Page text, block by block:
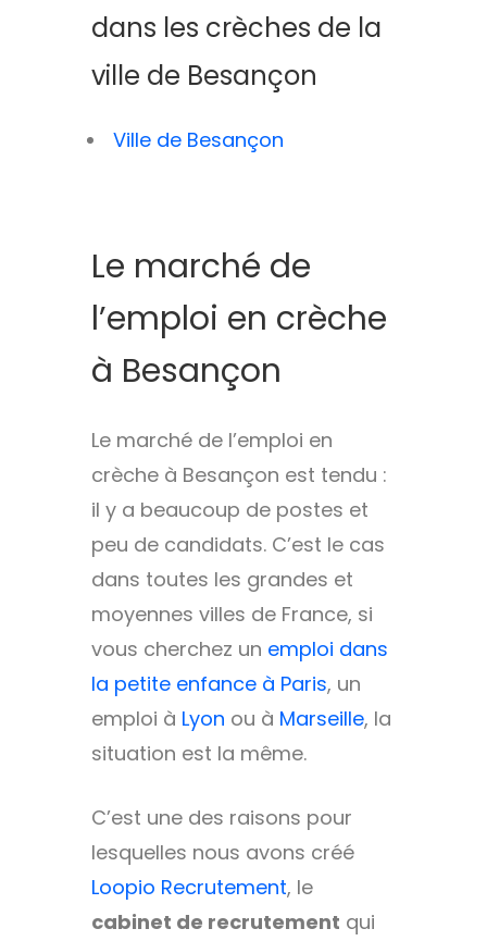
dans les crèches de la
ville de Besançon
Ville de Besançon
Le marché de
l’emploi en crèche
à Besançon
Le marché de l’emploi en
crèche à Besançon est tendu :
il y a beaucoup de postes et
peu de candidats. C’est le cas
dans toutes les grandes et
moyennes villes de France, si
vous cherchez un emploi dans
la petite enfance à Paris, un
emploi à Lyon ou à Marseille, la
situation est la même.
C’est une des raisons pour
lesquelles nous avons créé
Loopio Recrutement, le
cabinet de recrutement qui